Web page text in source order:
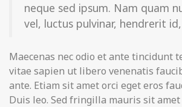
neque sed ipsum. Nam quam
vel, luctus pulvinar, hendrerit
Maecenas nec odio et ante tincidunt
vitae sapien ut libero venenatis
ante. Etiam sit amet orci eget eros
Duis leo. Sed fringilla mauris sit